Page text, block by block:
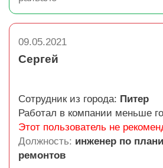
09.05.2021
Сергей
Сотрудник из города: Питер
Работал в компании меньше
Этот пользователь не
Должность: инженер по
ремонтов